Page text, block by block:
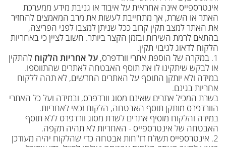
אינטרספייס אינה אחראית על איבוד או גניבת מידע ממערכת
האתר או השרת, אך מתחייבת לעשות את מרב המאמצים להחזיר
את האתר למצב תקין קרוב ככל שניתן למצבו לפני הפריצה,
בהתאם לרמת השירות ובזמן הקצר ביותר. חשוב לציין כי באחריות
הלקוח לדאוג לגיבוי תקין.
1. במקרה של הוספת אתרי וורדפרס,
על אחריות הלקוח להתקין
או לבקש שיתקינו לו את תוסף האבטחה לאתרים שהתווספו.
במידה ולא יותקן התוסף על האתרים החדשים, לא תהה ללקוח
אחריות בגינם.
בשרת המכיל אתרים שאינם מסוג וורדפרס, ובמידה ועל כל האתרי
הוורדפרס מותקן תוסף האבטחה, הלקוח זכאי לאחריות.
במידה והלקוח מוסיף אתרים לשרת מסוג וורדפרס ללא תוסף
האבטחה של אינטרספייס - האחריות לא תהיה תקפה.
2. אינטרספייס תשלח דו"חות אבטחה כדי שהלקוח יהיה מעודכן